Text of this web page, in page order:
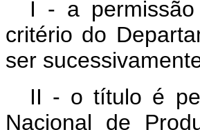
I - a
critério do
ser
II - o título é
Nacional de